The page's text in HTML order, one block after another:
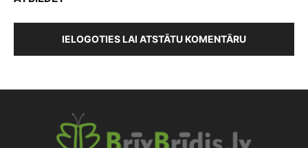
IELOGOTIES LAI ATSTĀTU KOMENTĀRU